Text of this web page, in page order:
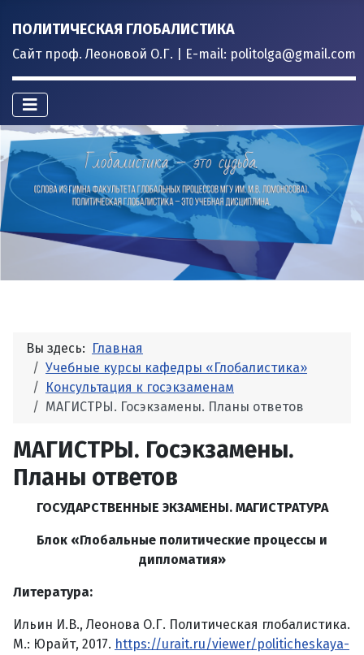
ПОЛИТИЧЕСКАЯ ГЛОБАЛИСТИКА
Сайт проф. Леоновой О.Г. | E-mail: politolga@gmail.com
Вы здесь: Главная
Учебные курсы кафедры «Глобалистика»
Консультация к госэкзаменам
МАГИСТРЫ. Госэкзамены. Планы ответов
МАГИСТРЫ. Госэкзамены.
Планы ответов
ГОСУДАРСТВЕННЫЕ ЭКЗАМЕНЫ. МАГИСТРАТУРА
Блок «Глобальные политические процессы и
дипломатия»
Литература:
Ильин И.В., Леонова О.Г. Политическая глобалистика.
М.: Юрайт, 2017. https://urait.ru/viewer/politicheskaya-